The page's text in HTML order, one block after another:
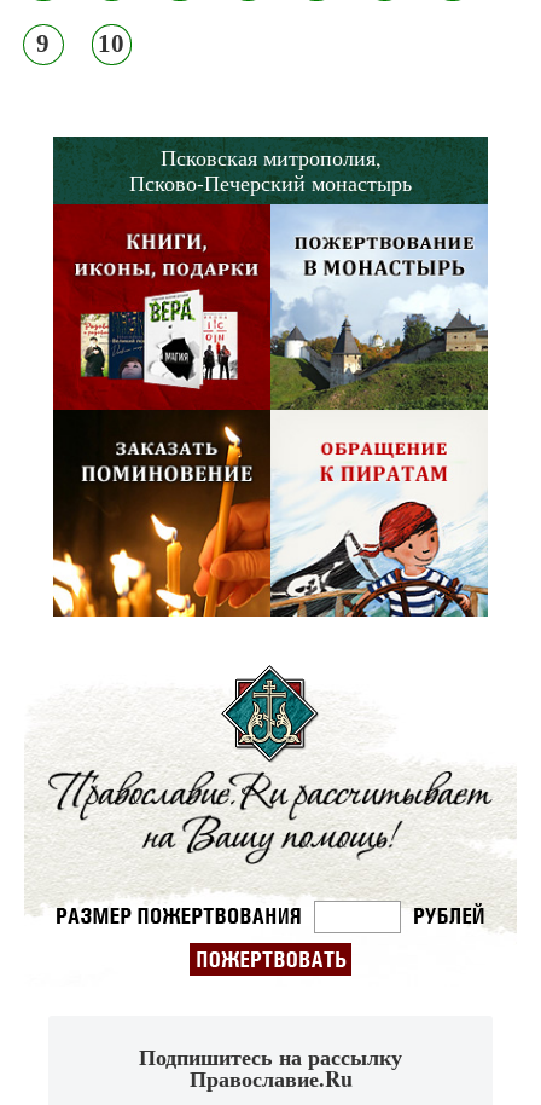
9 10
Псковская митрополия,
Псково-Печерский монастырь
Подпишитесь на рассылку
Православие.Ru